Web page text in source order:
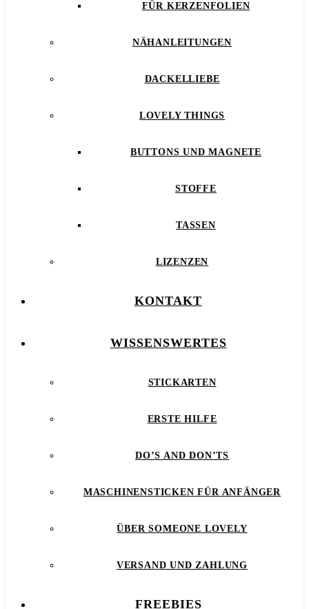
FÜR KERZENFOLIEN
NÄHANLEITUNGEN
DACKELLIEBE
LOVELY THINGS
BUTTONS UND MAGNETE
STOFFE
TASSEN
LIZENZEN
KONTAKT
WISSENSWERTES
STICKARTEN
ERSTE HILFE
DO’S AND DON’TS
MASCHINENSTICKEN FÜR ANFÄNGER
ÜBER SOMEONE LOVELY
VERSAND UND ZAHLUNG
FREEBIES